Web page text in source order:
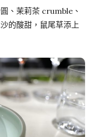
、茉莉茶 crumble、
的酸甜，鼠尾草添上